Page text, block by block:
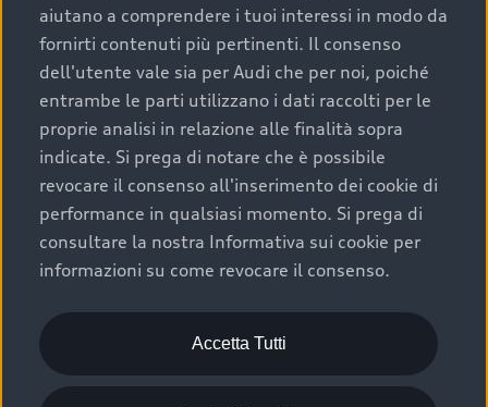
aiutano a comprendere i tuoi interessi in modo da
fornirti contenuti più pertinenti. Il consenso
dell'utente vale sia per Audi che per noi, poiché
entrambe le parti utilizzano i dati raccolti per le
proprie analisi in relazione alle finalità sopra
indicate. Si prega di notare che è possibile
revocare il consenso all'inserimento dei cookie di
performance in qualsiasi momento. Si prega di
consultare la nostra Informativa sui cookie per
informazioni su come revocare il consenso.
Accetta Tutti
condizioni della carrozzeria e degli interni: una
buona conservazione evidenzia cura e attenzione del
precedente proprietario;
efficienza meccanica: motore, trasmissione e
componenti principali in ottimo stato garantiscono
prestazioni affidabili e sicure.
Acquistare un’auto usata in una Concessionaria ufficiale
Audi che offre l’usato garantito tramite Audi Prima
Scelta :plus, significa affidarsi ad un prodotto che viene
sottoposto a 110 controlli approfonditi e coperto da
garanzia fino a 4 anni per una maggiore tutela del tuo
acquisto.